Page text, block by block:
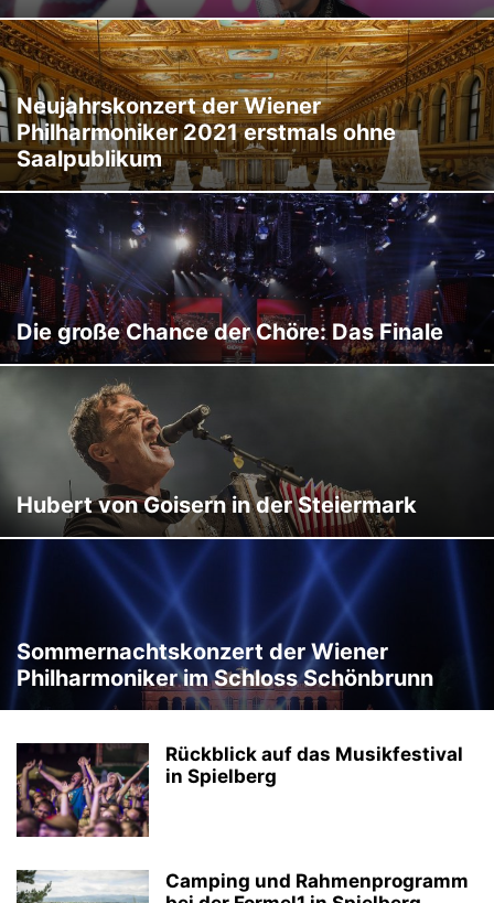
Neujahrskonzert der Wiener
Philharmoniker 2021 erstmals ohne
Saalpublikum
Die große Chance der Chöre: Das Finale
Hubert von Goisern in der Steiermark
Sommernachtskonzert der Wiener
Philharmoniker im Schloss Schönbrunn
Rückblick auf das Musikfestival
in Spielberg
Camping und Rahmenprogramm